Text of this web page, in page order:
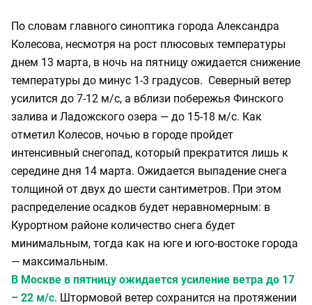
По словам главного синоптика города Александра
Колесова, несмотря на рост плюсовых температуры
днем 13 марта, в ночь на пятницу ожидается снижение
температуры до минус 1-3 градусов. Северный ветер
усилится до 7-12 м/с, а вблизи побережья Финского
залива и Ладожского озера — до 15-18 м/с. Как
отметил Колесов, ночью в городе пройдет
интенсивный снегопад, который прекратится лишь к
середине дня 14 марта. Ожидается выпадение снега
толщиной от двух до шести сантиметров. При этом
распределение осадков будет неравномерным: в
Курортном районе количество снега будет
минимальным, тогда как на юге и юго-востоке города
— максимальным.
В Москве в пятницу ожидается усиление ветра до 17
– 22 м/с. Штормовой ветер сохранится на протяжении